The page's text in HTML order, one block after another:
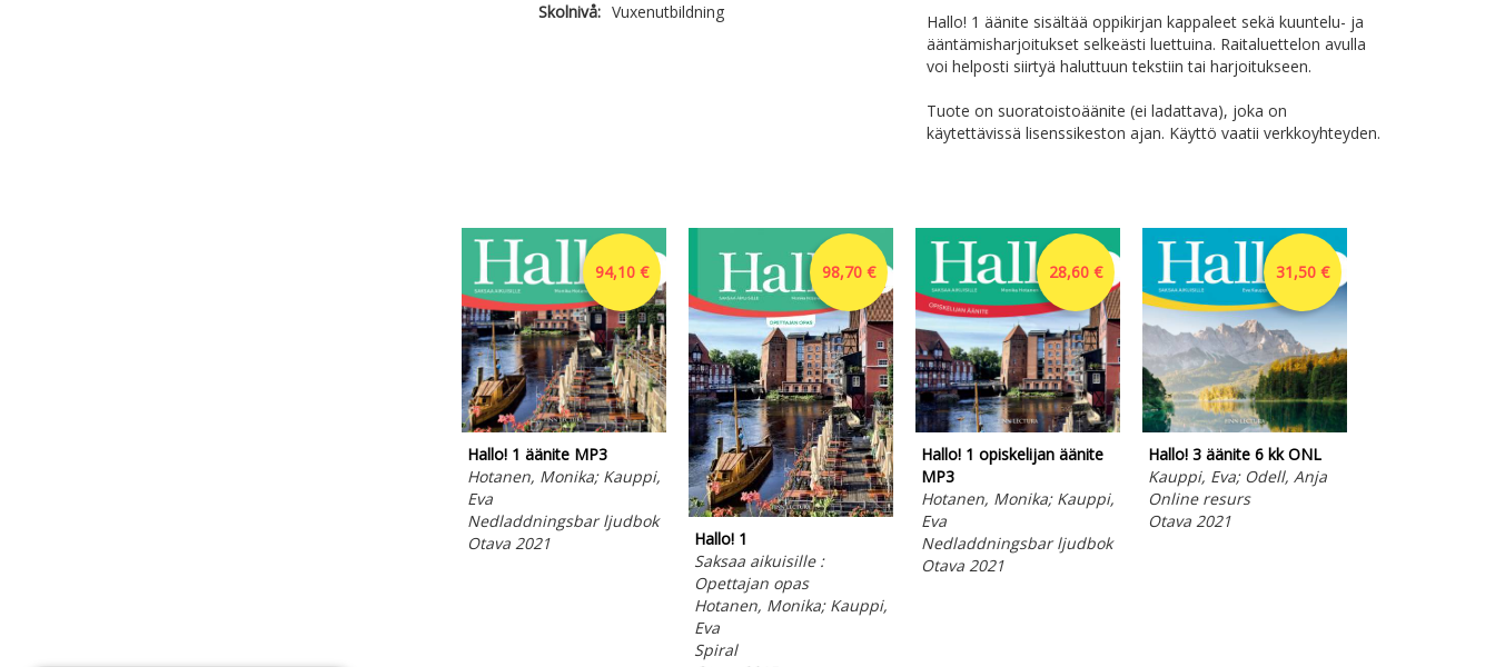
Skolnivå: Vuxenutbildning
Hallo! 1 äänite sisältää oppikirjan kappaleet sekä kuuntelu- ja
ääntämisharjoitukset selkeästi luettuina. Raitaluettelon avulla
voi helposti siirtyä haluttuun tekstiin tai harjoitukseen.
Tuote on suoratoistoäänite (ei ladattava), joka on
käytettävissä lisenssikeston ajan. Käyttö vaatii verkkoyhteyden.
94,10 €
Hallo! 1 äänite MP3
Hotanen, Monika; Kauppi,
Eva
Nedladdningsbar ljudbok
Otava 2021
98,70 €
Hallo! 1
Saksaa aikuisille :
Opettajan opas
Hotanen, Monika; Kauppi,
Eva
Spiral
28,60 €
Hallo! 1 opiskelijan äänite
MP3
Hotanen, Monika; Kauppi,
Eva
Nedladdningsbar ljudbok
Otava 2021
31,50 €
Hallo! 3 äänite 6 kk ONL
Kauppi, Eva; Odell, Anja
Online resurs
Otava 2021